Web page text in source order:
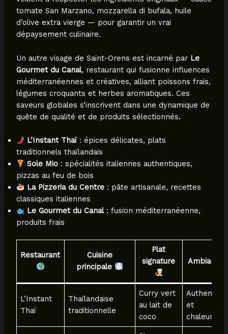
tomate San Marzano, mozzarella di bufala, huile
d’olive extra vierge — pour garantir un vrai
dépaysement culinaire.
Un autre visage de Saint-Orens est incarné par Le
Gourmet du Canal, restaurant qui fusionne influences
méditerranéennes et créatives, alliant poissons frais,
légumes croquants et herbes aromatiques. Ces
saveurs globales s’inscrivent dans une dynamique de
quête de qualité et de produits sélectionnés.
L’Instant Thaï: épices délicates, plats
traditionnels thaïlandais
Sole Mio : spécialités italiennes authentiques,
pizzas au feu de bois
La Pizzeria du Centre : pâte artisanale, recettes
classiques italiennes
Le Gourmet du Canal: fusion méditerranéenne,
produits frais
Restaurant
Cuisine
principale
Plat
signature
Ambiance
L’Instant
Thaï
Thaïlandaise
traditionnelle
Curry vert
au lait de
coco
et